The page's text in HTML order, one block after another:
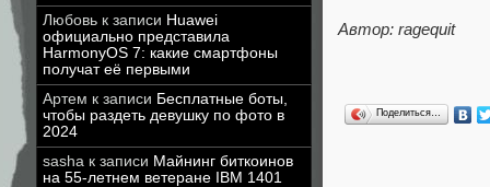
Любовь к записи Huawei
официально представила
HarmonyOS 7: какие смартфоны
получат её первыми
Артем к записи Бесплатные боты,
чтобы раздеть девушку по фото в
2024
sasha к записи Майнинг биткоинов
на 55-летнем ветеране IBM 1401
Автор: ragequit
Поделиться…